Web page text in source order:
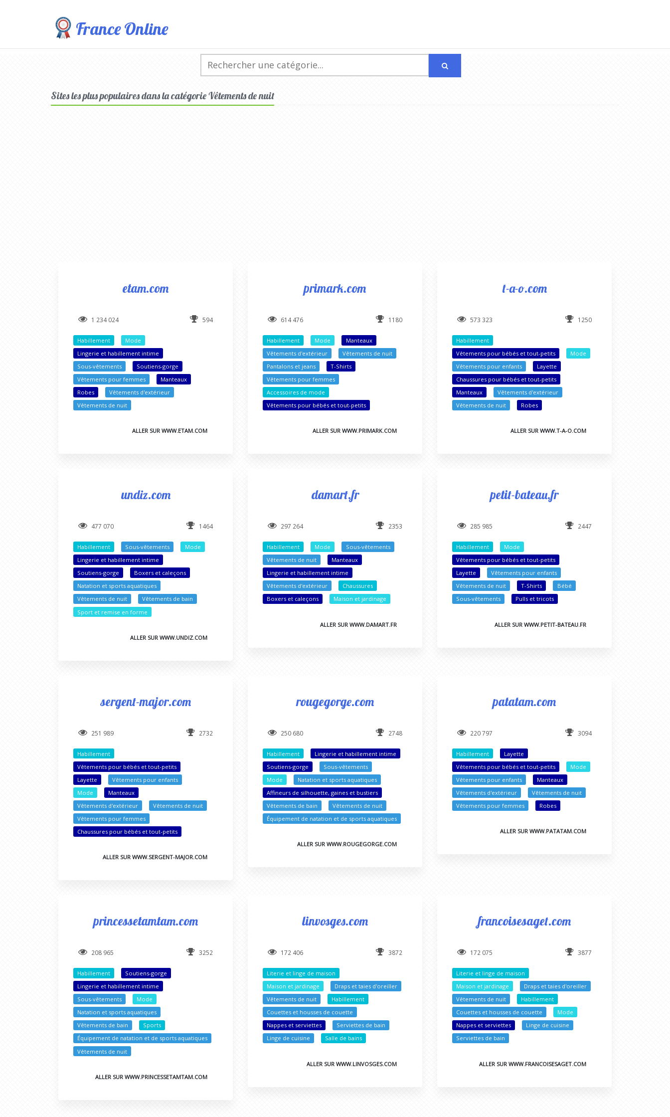
France Online
Sites les plus populaires dans la catégorie Vêtements de nuit
etam.com
1 234 024 594
Habillement
Mode
Lingerie et habillement intime
Sous-vêtements
Soutiens-gorge
Vêtements pour femmes
Manteaux
Robes
Vêtements d'extérieur
Vêtements de nuit
ALLER SUR WWW.ETAM.COM
primark.com
614 476 1180
Habillement Mode
Manteaux
Vêtements d'extérieur
Vêtements de nuit
Pantalons et jeans
T-Shirts
Vêtements pour femmes
Accessoires de mode
Vêtements pour bébés et tout-petits
ALLER SUR WWW.PRIMARK.COM
t-a-o.com
573 323 1250
Habillement
Vêtements pour bébés et tout-petits
Mode
Vêtements pour enfants
Layette
Chaussures pour bébés et tout-petits
Manteaux
Vêtements d'extérieur
Vêtements de nuit
Robes
ALLER SUR WWW.T-A-O.COM
undiz.com
477 070 1464
Habillement Sous-vêtements
Mode
Lingerie et habillement intime
Soutiens-gorge
Boxers et caleçons
Natation et sports aquatiques
Vêtements de nuit
Vêtements de bain
Sport et remise en forme
ALLER SUR WWW.UNDIZ.COM
damart.fr
297 264 2353
Habillement Mode
Sous-vêtements
Vêtements de nuit
Manteaux
Lingerie et habillement intime
Vêtements d'extérieur
Chaussures
Boxers et caleçons
Maison et jardinage
ALLER SUR WWW.DAMART.FR
petit-bateau.fr
285 985 2447
Habillement
Mode
Vêtements pour bébés et tout-petits
Layette
Vêtements pour enfants
Vêtements de nuit
T-Shirts
Bébé
Sous-vêtements
Pulls et tricots
ALLER SUR WWW.PETIT-BATEAU.FR
sergent-major.com
251 989 2732
Habillement
Vêtements pour bébés et tout-petits
Layette
Vêtements pour enfants
Mode
Manteaux
Vêtements d'extérieur
Vêtements de nuit
Vêtements pour femmes
Chaussures pour bébés et tout-petits
ALLER SUR WWW.SERGENT-MAJOR.COM
rougegorge.com
250 680 2748
Habillement
Lingerie et habillement intime
Soutiens-gorge
Sous-vêtements
Mode
Natation et sports aquatiques
Affineurs de silhouette, gaines et bustiers
Vêtements de bain
Vêtements de nuit
Équipement de natation et de sports aquatiques
ALLER SUR WWW.ROUGEGORGE.COM
patatam.com
220 797 3094
Habillement
Layette
Vêtements pour bébés et tout-petits
Mode
Vêtements pour enfants
Manteaux
Vêtements d'extérieur
Vêtements de nuit
Vêtements pour femmes
Robes
ALLER SUR WWW.PATATAM.COM
princessetamtam.com
208 965 3252
Habillement
Soutiens-gorge
Lingerie et habillement intime
Sous-vêtements
Mode
Natation et sports aquatiques
Vêtements de bain
Sports
Équipement de natation et de sports aquatiques
Vêtements de nuit
ALLER SUR WWW.PRINCESSETAMTAM.COM
linvosges.com
172 406 3872
Literie et linge de maison
Maison et jardinage
Draps et taies d'oreiller
Vêtements de nuit
Habillement
Couettes et housses de couette
Nappes et serviettes
Serviettes de bain
Linge de cuisine
Salle de bains
ALLER SUR WWW.LINVOSGES.COM
francoisesaget.com
172 075 3877
Literie et linge de maison
Maison et jardinage
Draps et taies d'oreiller
Vêtements de nuit
Habillement
Couettes et housses de couette
Mode
Nappes et serviettes
Linge de cuisine
Serviettes de bain
ALLER SUR WWW.FRANCOISESAGET.COM